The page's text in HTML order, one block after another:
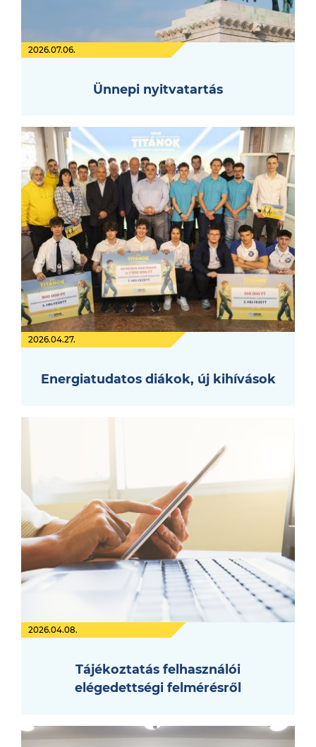
2026.07.06.
Ünnepi nyitvatartás
2026.04.27.
Energiatudatos diákok, új kihívások
2026.04.08.
Tájékoztatás felhasználói
elégedettségi felmérésről